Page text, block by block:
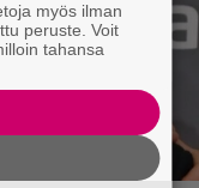
myös ilman
peruste. Voit
tahansa